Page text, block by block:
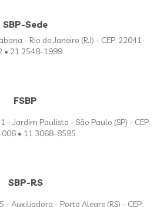
SBP-Sede
- Rio de Janeiro (RJ) - CEP: 22041-
• 21 2548-1999
FSBP
- Jardim Paulista - São Paulo (SP) - CEP:
• 11 3068-8595
SBP-RS
- Auxiliadora - Porto Alegre (RS) - CEP: